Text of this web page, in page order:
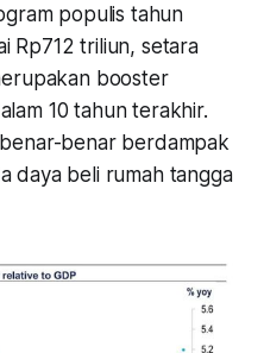
populis tahun
Rp712 triliun, setara
booster
10 tahun terakhir.
benar berdampak
daya beli rumah tangga